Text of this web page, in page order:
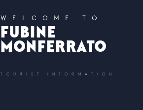
WELCOME TO
FUBINE
MONFERRATO
TOURIST INFORMATION